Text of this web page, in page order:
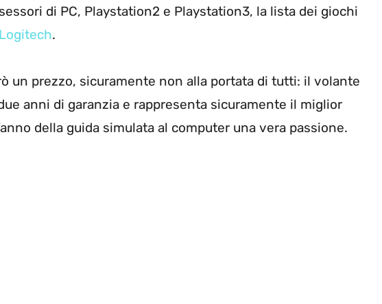
di PC, Playstation2 e Playstation3, la lista dei giochi
Logitech.
un prezzo, sicuramente non alla portata di tutti: il volante
anni di garanzia e rappresenta sicuramente il miglior
della guida simulata al computer una vera passione.